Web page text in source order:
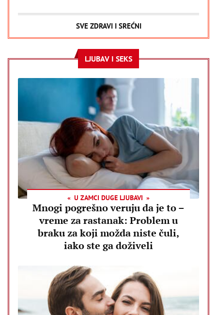
SVE ZDRAVI I SREĆNI
LJUBAV I SEKS
U ZAMCI DUGE LJUBAVI
Mnogi pogrešno veruju da je to –
vreme za rastanak: Problem u
braku za koji možda niste čuli,
iako ste ga doživeli